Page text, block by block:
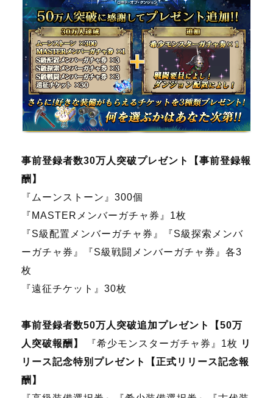
事前登録者数30万人突破プレゼント【事前登録報
酬】
『ムーンストーン』300個
『MASTERメンバーガチャ券』1枚
『S級配置メンバーガチャ券』『S級探索メンバ
ーガチャ券』『S級戦闘メンバーガチャ券』各3
枚
『遠征チケット』30枚
事前登録者数50万人突破追加プレゼント【50万
人突破報酬】
『希少モンスターガチャ券』1枚 リ
リース記念特別プレゼント【正式リリース記念報
酬】